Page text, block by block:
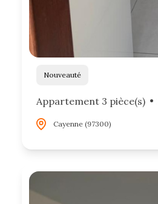
Nouveauté
Appartement 3 pièce(s)
Cayenne (97300)